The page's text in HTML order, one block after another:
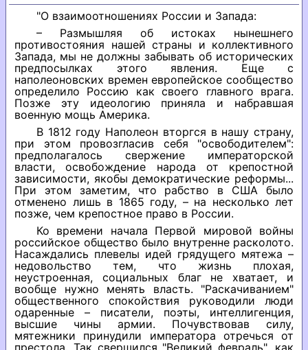
"О взаимоотношениях России и Запада:
– Размышляя об истоках нынешнего
противостояния нашей страны и коллективного
Запада, мы не должны забывать об исторических
предпосылках этого явления. Еще с
наполеоновских времен европейское сообщество
определило Россию как своего главного врага.
Позже эту идеологию приняла и набравшая
военную мощь Америка.
В 1812 году Наполеон вторгся в нашу страну,
при этом провозгласив себя "освободителем":
предполагалось свержение императорской
власти, освобождение народа от крепостной
зависимости, якобы демократические реформы...
При этом заметим, что рабство в США было
отменено лишь в 1865 году, – на несколько лет
позже, чем крепостное право в России.
Ко времени начала Первой мировой войны
российское общество было внутренне расколото.
Насаждались плевелы идей грядущего мятежа –
недовольство тем, что жизнь плохая,
неустроенная, социальных благ не хватает, и
вообще нужно менять власть. "Раскачиванием"
общественного спокойствия руководили люди
одаренные – писатели, поэты, интеллигенция,
высшие чины армии. Почувствовав силу,
мятежники принудили императора отречься от
престола. Так свершился "Великий февраль", как